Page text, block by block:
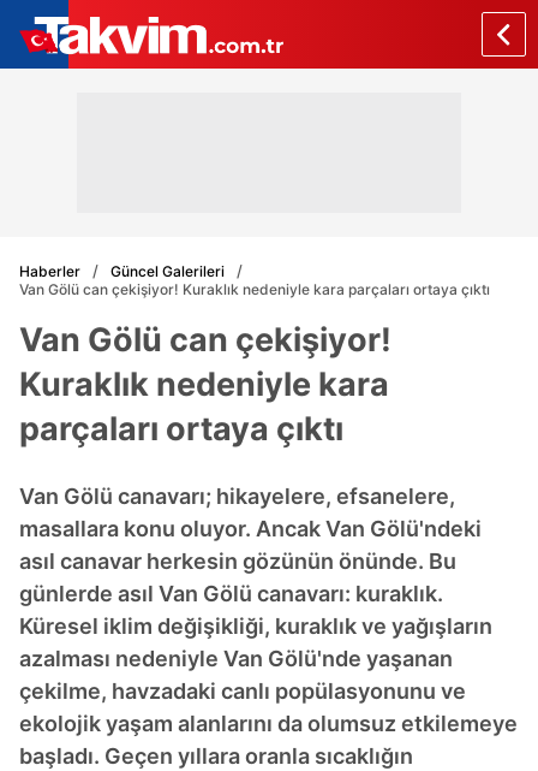
Haberler
Güncel Galerileri
Van Gölü can çekişiyor! Kuraklık nedeniyle kara parçaları ortaya çıktı
Van Gölü can çekişiyor!
Kuraklık nedeniyle kara
parçaları ortaya çıktı
Van Gölü canavarı; hikayelere, efsanelere,
masallara konu oluyor. Ancak Van Gölü'ndeki
asıl canavar herkesin gözünün önünde. Bu
günlerde asıl Van Gölü canavarı: kuraklık.
Küresel iklim değişikliği, kuraklık ve yağışların
azalması nedeniyle Van Gölü'nde yaşanan
çekilme, havzadaki canlı popülasyonunu ve
ekolojik yaşam alanlarını da olumsuz etkilemeye
başladı. Geçen yıllara oranla sıcaklığın